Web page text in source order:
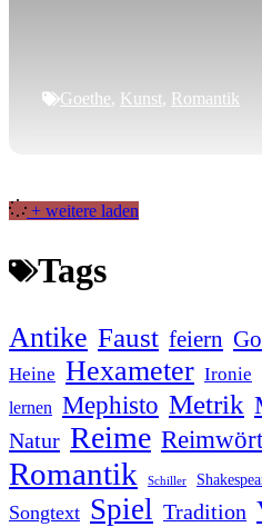
Goethe, Kunst, Romantik
+ weitere laden
Tags
Antike Faust feiern
Heine Hexameter Ironie
lernen Mephisto Metrik
Natur Reime
Romantik Schiller
Songtext Spiel Tradition